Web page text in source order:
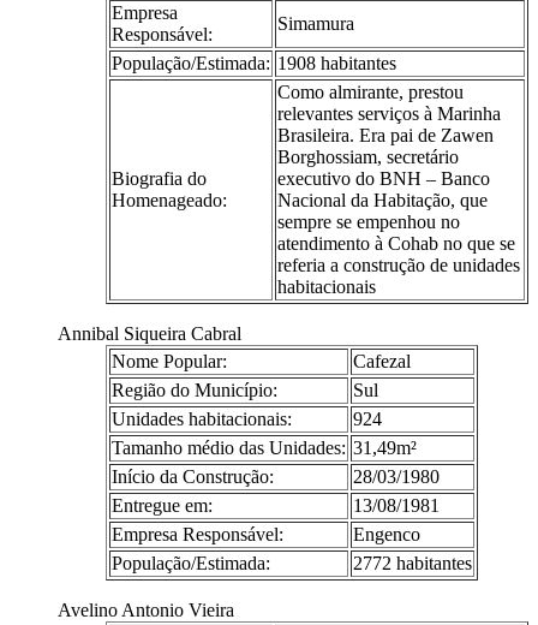
Empresa
Responsável:
Simamura
População/Estimada: 1908 habitantes
Biografia do
Homenageado:
Como almirante, prestou
relevantes serviços à Marinha
Brasileira. Era pai de Zawen
Borghossiam, secretário
executivo do BNH – Banco
Nacional da Habitação, que
sempre se empenhou no
atendimento à Cohab no que se
referia a construção de unidades
habitacionais
Annibal Siqueira Cabral
Nome Popular:
Cafezal
Região do Município:
Sul
Unidades habitacionais:
924
Tamanho médio das Unidades: 31,49m²
Início da Construção:
28/03/1980
Entregue em:
13/08/1981
Empresa Responsável:
Engenco
População/Estimada:
2772 habitantes
Avelino Antonio Vieira